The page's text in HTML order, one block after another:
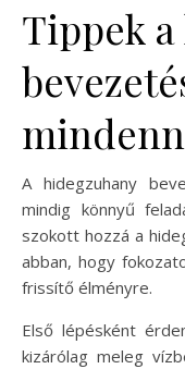
Tippek
A hidegzuhany
mindig könnyű
szokott hozzá a
abban, hogy
frissítő élményre.
Első lépésként
kizárólag meleg